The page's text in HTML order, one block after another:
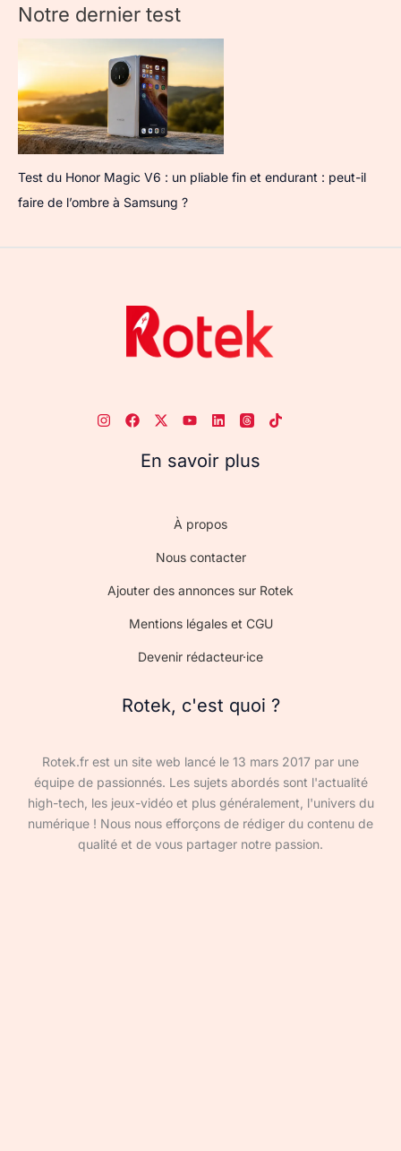
Notre dernier test
Test du Honor Magic V6 : un pliable fin et endurant : peut-il
faire de l’ombre à Samsung ?
En savoir plus
À propos
Nous contacter
Ajouter des annonces sur Rotek
Mentions légales et CGU
Devenir rédacteur·ice
Rotek, c'est quoi ?
Rotek.fr est un site web lancé le 13 mars 2017 par une
équipe de passionnés. Les sujets abordés sont l'actualité
high-tech, les jeux-vidéo et plus généralement, l'univers du
numérique ! Nous nous efforçons de rédiger du contenu de
qualité et de vous partager notre passion.